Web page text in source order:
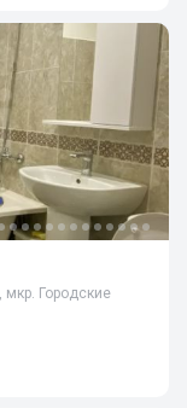
мкр. Городские